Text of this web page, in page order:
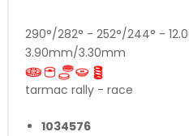
290°/282° - 252°/244° -
3.90mm/3.30mm
tarmac rally - race
1034576